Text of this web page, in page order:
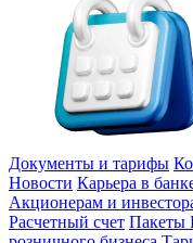
Документы и тарифы
Новости Карьера в
Акционерам и
Расчетный счет Пакеты